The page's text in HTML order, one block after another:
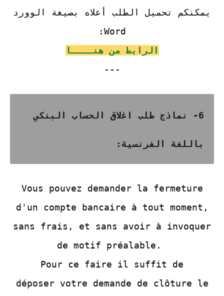
يمكنكم تحميل الطلب أعلاه بصيغة الوورد
Word:
الرابط من هنــــا
---
6- نماذج طلب اغلاق الحساب البنكي
باللغة الفرنسية:
Vous pouvez demander la fermeture
d'un compte bancaire à tout moment,
sans frais, et sans avoir à invoquer
de motif préalable.
Pour ce faire il suffit de
déposer votre demande de clôture le